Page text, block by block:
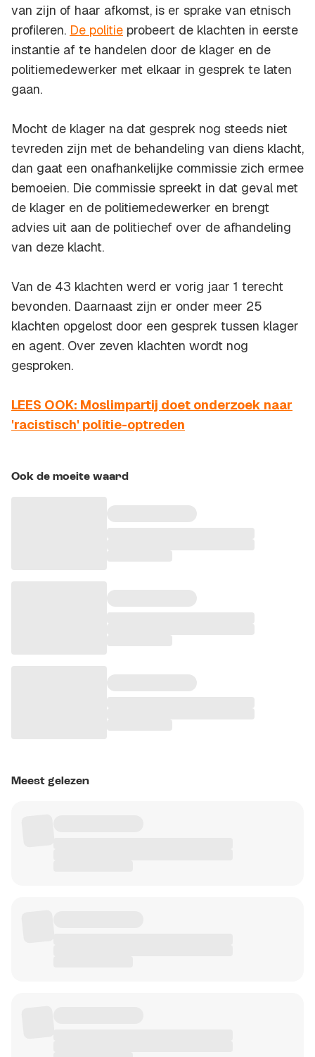
van zijn of haar afkomst, is er sprake van etnisch
profileren. De politie probeert de klachten in eerste
instantie af te handelen door de klager en de
politiemedewerker met elkaar in gesprek te laten
gaan.
Mocht de klager na dat gesprek nog steeds niet
tevreden zijn met de behandeling van diens klacht,
dan gaat een onafhankelijke commissie zich ermee
bemoeien. Die commissie spreekt in dat geval met
de klager en de politiemedewerker en brengt
advies uit aan de politiechef over de afhandeling
van deze klacht.
Van de 43 klachten werd er vorig jaar 1 terecht
bevonden. Daarnaast zijn er onder meer 25
klachten opgelost door een gesprek tussen klager
en agent. Over zeven klachten wordt nog
gesproken.
LEES OOK: Moslimpartij doet onderzoek naar
'racistisch' politie-optreden
Ook de moeite waard
Meest gelezen